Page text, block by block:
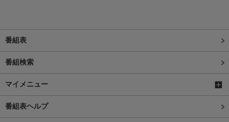
番組表
番組検索
マイメニュー
番組表ヘルプ